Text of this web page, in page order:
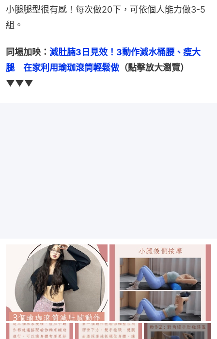
小腿腿型很有感！每次做20下，可依個人能力做3-5
組。
同場加映： 減肚腩3日見效！3動作減水桶腰、瘦大
腿　在家利用瑜珈滾筒輕鬆做 （點擊放大瀏覽）
▼▼▼